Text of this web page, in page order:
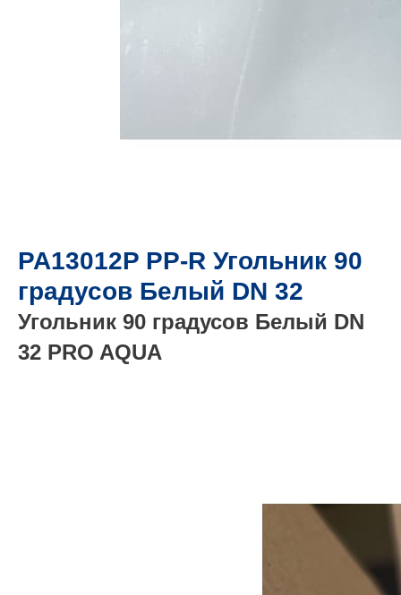
PA13012P PP-R Угольник 90
градусов Белый DN 32
Угольник 90 градусов Белый DN
32 PRO AQUA